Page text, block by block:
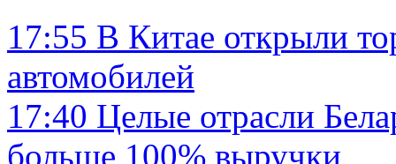
17:55 В Китае открыли
автомобилей
17:40 Целые отрасли
больше 100% выручки